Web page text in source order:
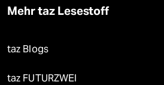
Mehr taz Lesestoff
taz Blogs
taz FUTURZWEI